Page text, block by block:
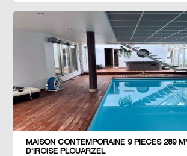
MAISON CONTEMPORAINE 9 PIECES 289
D'IROISE PLOUARZEL